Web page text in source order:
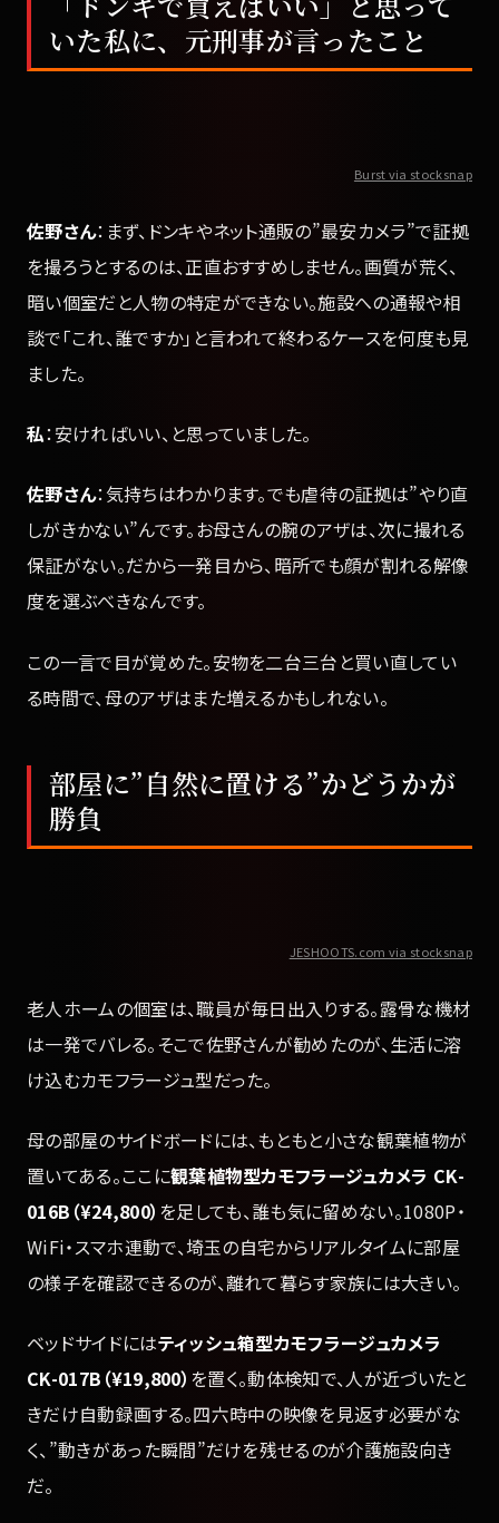
いた私に、元刑事が言ったこと
Burst via stocksnap
佐野さん：まず、ドンキやネット通販の”最安カメラ”で証拠
を撮ろうとするのは、正直おすすめしません。画質が荒く、
暗い個室だと人物の特定ができない。施設への通報や相
談で「これ、誰ですか」と言われて終わるケースを何度も見
ました。
私：安ければいい、と思っていました。
佐野さん：気持ちはわかります。でも虐待の証拠は”やり直
しがきかない”んです。お母さんの腕のアザは、次に撮れる
保証がない。だから一発目から、暗所でも顔が割れる解像
度を選ぶべきなんです。
この一言で目が覚めた。安物を二台三台と買い直してい
る時間で、母のアザはまた増えるかもしれない。
部屋に”自然に置ける”かどうかが
勝負
JESHOOTS.com via stocksnap
老人ホームの個室は、職員が毎日出入りする。露骨な機材
は一発でバレる。そこで佐野さんが勧めたのが、生活に溶
け込むカモフラージュ型だった。
母の部屋のサイドボードには、もともと小さな観葉植物が
置いてある。ここに観葉植物型カモフラージュカメラ CK-
016B（¥24,800） を足しても、誰も気に留めない。1080P・
WiFi・スマホ連動で、埼玉の自宅からリアルタイムに部屋
の様子を確認できるのが、離れて暮らす家族には大きい。
ベッドサイドにはティッシュ箱型カモフラージュカメラ
CK-017B（¥19,800） を置く。動体検知で、人が近づいたと
きだけ自動録画する。四六時中の映像を見返す必要がな
く、”動きがあった瞬間”だけを残せるのが介護施設向き
だ。